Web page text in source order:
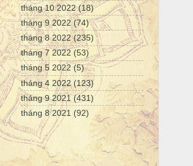
tháng 10 2022(18)
tháng 9 2022(74)
tháng 8 2022(235)
tháng 7 2022 (53)
tháng 5 2022(5)
tháng 4 2022(123)
tháng 9 2021(431)
tháng 8 2021 (92)